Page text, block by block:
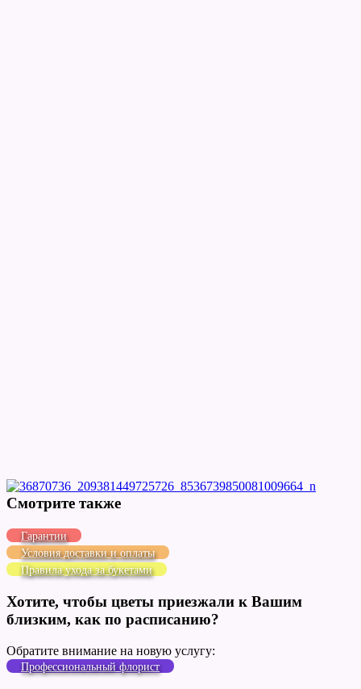
Cмотрите также
Гарантии
Условия доставки и оплаты
Правила ухода за букетами
Хотите, чтобы цветы приезжали к Вашим
близким, как по расписанию?
Обратите внимание на новую услугу:
Профессиональный флорист